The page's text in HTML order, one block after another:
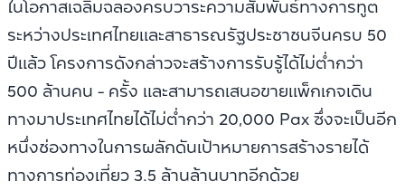
ในโอกาสเฉลิมฉลองครบวาระความสัมพันธ์ทางการทูต
ระหว่างประเทศไทยและสาธารณรัฐประชาชนจีนครบ 50
ปีแล้ว โครงการดังกล่าวจะสร้างการรับรู้ได้ไม่ต่ำกว่า
500 ล้านคน - ครั้ง และสามารถเสนอขายแพ็กเกจเดิน
ทางมาประเทศไทยได้ไม่ต่ำกว่า 20,000 Pax ซึ่งจะเป็นอีก
หนึ่งช่องทางในการผลักดันเป้าหมายการสร้างรายได้
ทางการท่องเที่ยว 3.5 ล้านล้านบาทอีกด้วย